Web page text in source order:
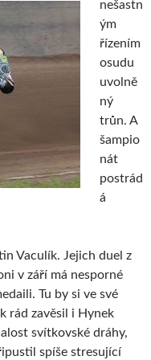
nešastn
ým
řízením
osudu
uvolně
ný
trůn. A
šampio
nát
postrád
á
Vaculík. Jejich duel z
v září má nesporné
Tu by si ve své
rád zavěsil i Hynek
svítkovské dráhy,
spíše stresující